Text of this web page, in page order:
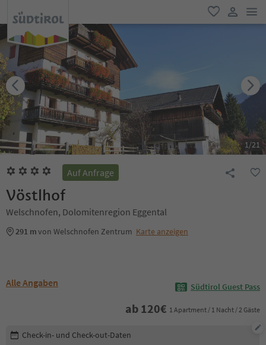
favorit
user link
1/21
Auf Anfrage
Vöstlhof
Welschnofen, Dolomitenregion Eggental
291 mvon Welschnofen Zentrum Karte anzeigen
Alle Angaben Südtirol Guest Pass
ab 120€ 1 Apartment / 1 Nacht / 2 Gäste
Buchungsdetails bearbeiten
Check-in- und Check-out-Daten